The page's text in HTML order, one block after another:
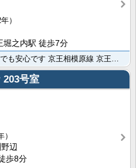
）
堀之内駅 徒歩7分
203号室
）
辺
歩8分